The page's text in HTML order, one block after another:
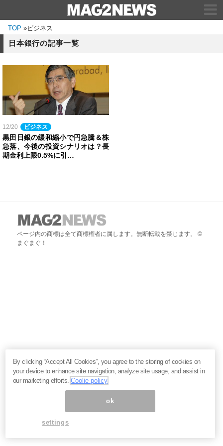
TOP »ビジネス
日本銀行の記事一覧
12/20 ビジネス
黒田日銀の緩和縮小で円急騰＆株
急落、今後の投資シナリオは？長
期金利上限0.5%に引…
ページ内の商標は全て商標権者に属します。無断転載を禁じます。 ©
まぐまぐ！
By clicking “Accept All Cookies”, you agree to the storing of cookies on
your device to enhance site navigation, analyze site usage, and assist in
our marketing efforts.Coolie policy
ok
settings